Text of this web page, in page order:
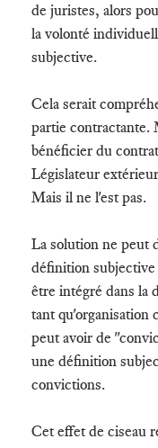
de juristes, alors
la volonté
subjective.
Cela serait
partie contractante.
bénéficier du
Législateur
Mais il ne l'est pas.
La solution ne peut
définition
être intégré dans la
tant qu'organisation
peut avoir de
une définition
convictions.
Cet effet de ciseau